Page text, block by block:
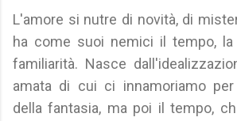
L'amore si nutre di novità, di
ha come suoi nemici il tempo, la
familiarità. Nasce
amata di cui ci innamoriamo
della fantasia, ma poi il tempo,